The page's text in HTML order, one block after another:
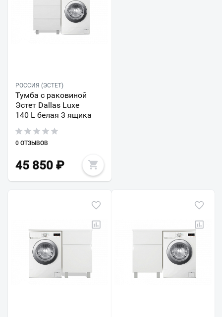
РОССИЯ (ЭСТЕТ)
Тумба с раковиной
Эстет Dallas Luxe
140 L белая 3 ящика
0 ОТЗЫВОВ
45 850 ₽